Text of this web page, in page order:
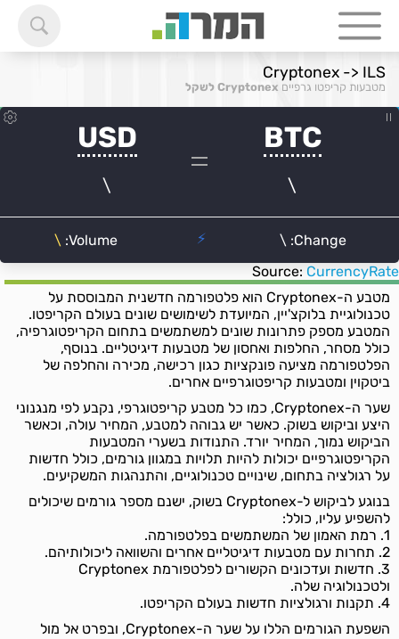
Cryptonex -> ILS
מטבעות קריפטו גרפיים Cryptonex לשקל
Source: CurrencyRate
מטבע ה-Cryptonex הוא פלטפורמה חדשנית המבוססת על
טכנולוגיית בלוקצ'יין, המיועדת לשימושים שונים בעולם הקריפטו.
המטבע מספק פתרונות שונים למשתמשים בתחום הקריפטוגרפיה,
כולל מסחר, החלפות ואחסון של מטבעות דיגיטליים. בנוסף,
הפלטפורמה מציעה פונקציות כגון רכישה, מכירה והחלפה של
ביטקוין ומטבעות קריפטוגרפיים אחרים.
שער ה-Cryptonex, כמו כל מטבע קריפטוגרפי, נקבע לפי מנגנוני
היצע וביקוש בשוק. כאשר יש גבוהה למטבע, המחיר עולה, וכאשר
הביקוש נמוך, המחיר יורד. התנודות בשערי המטבעות
הקריפטוגרפיים יכולות להיות תלויות במגוון גורמים, כולל חדשות
על רגולציה בתחום, שינויים טכנולוגיים, והתנהגות המשקיעים.
בנוגע לביקוש ל-Cryptonex בשוק, ישנם מספר גורמים שיכולים
להשפיע עליו, כולל:
1. רמת האמון של המשתמשים בפלטפורמה.
2. תחרות עם מטבעות דיגיטליים אחרים והשוואה ליכולותיהם.
3. חדשות ועדכונים הקשורים לפלטפורמת Cryptonex
ולטכנולוגיה שלה.
4. תקנות ורגולציות חדשות בעולם הקריפטו.
השפעת הגורמים הללו על שער ה-Cryptonex, ובפרט אל מול